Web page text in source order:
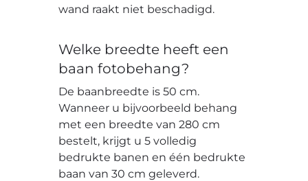
wand raakt niet beschadigd.
Welke breedte heeft een
baan fotobehang?
De baanbreedte is 50 cm.
Wanneer u bijvoorbeeld behang
met een breedte van 280 cm
bestelt, krijgt u 5 volledig
bedrukte banen en één bedrukte
baan van 30 cm geleverd.